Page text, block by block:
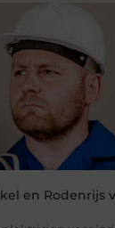
en Rodenrijs